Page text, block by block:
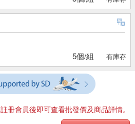
5個/組 有庫存
註冊會員後即可查看批發價及商品詳情。